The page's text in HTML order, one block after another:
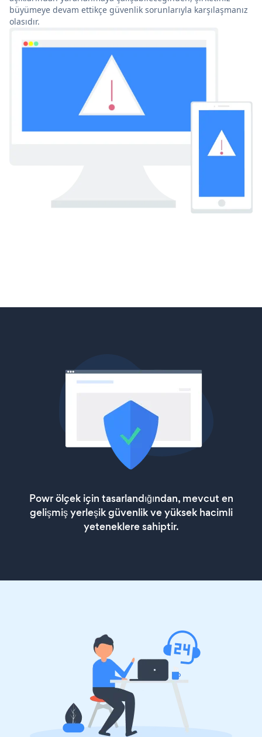
büyümeye devam ettikçe güvenlik sorunlarıyla karşılaşmanız
olasıdır.
Powr ölçek için tasarlandığından, mevcut en
gelişmiş yerleşik güvenlik ve yüksek hacimli
yeteneklere sahiptir.